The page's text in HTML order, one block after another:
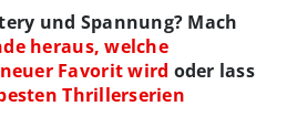
und Spannung? Mach
heraus, welche
Favorit wird oder lass
Thrillerserien